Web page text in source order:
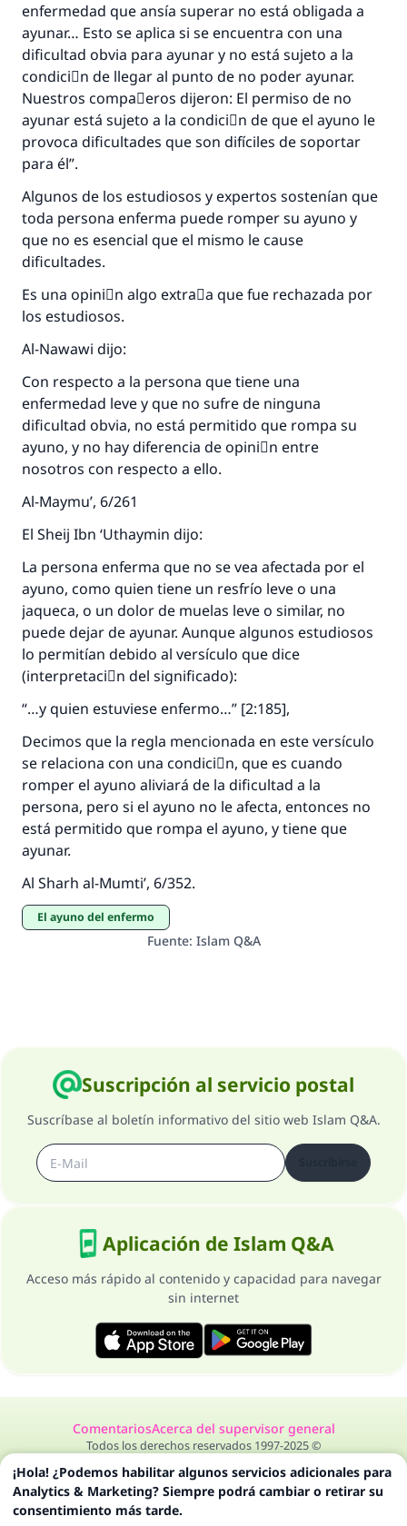
enfermedad que ansía superar no está obligada a
ayunar… Esto se aplica si se encuentra con una
dificultad obvia para ayunar y no está sujeto a la
condiciَn de llegar al punto de no poder ayunar.
Nuestros compaٌeros dijeron: El permiso de no
ayunar está sujeto a la condiciَn de que el ayuno le
provoca dificultades que son difíciles de soportar
para él”.
Algunos de los estudiosos y expertos sostenían que
toda persona enferma puede romper su ayuno y
que no es esencial que el mismo le cause
dificultades.
Es una opiniَn algo extraٌa que fue rechazada por
los estudiosos.
Al-Nawawi dijo:
Con respecto a la persona que tiene una
enfermedad leve y que no sufre de ninguna
dificultad obvia, no está permitido que rompa su
ayuno, y no hay diferencia de opiniَn entre
nosotros con respecto a ello.
Al-Maymu’, 6/261
El Sheij Ibn ‘Uthaymin dijo:
La persona enferma que no se vea afectada por el
ayuno, como quien tiene un resfrío leve o una
jaqueca, o un dolor de muelas leve o similar, no
puede dejar de ayunar. Aunque algunos estudiosos
lo permitían debido al versículo que dice
(interpretaciَn del significado):
“…y quien estuviese enfermo…” [2:185],
Decimos que la regla mencionada en este versículo
se relaciona con una condiciَn, que es cuando
romper el ayuno aliviará de la dificultad a la
persona, pero si el ayuno no le afecta, entonces no
está permitido que rompa el ayuno, y tiene que
ayunar.
Al Sharh al-Mumti’, 6/352.
El ayuno del enfermo
Fuente: Islam Q&A
Suscripción al servicio postal
Suscríbase al boletín informativo del sitio web Islam Q&A.
Aplicación de Islam Q&A
Acceso más rápido al contenido y capacidad para navegar
sin internet
ComentariosAcerca del supervisor general
Todos los derechos reservados 1997-2025 ©
matrimonio.
Desde la Q hasta la A, su contribución ayuda a
IslamQA.
Profeta ﷺ dijo:
"Una persona que orienta a otros a hacer el
bien obtendrá la misma recompensa que
(MUSLIM, 1893)
¡Hola! ¿Podemos habilitar algunos servicios adicionales para
Analytics & Marketing? Siempre podrá cambiar o retirar su
consentimiento más tarde.